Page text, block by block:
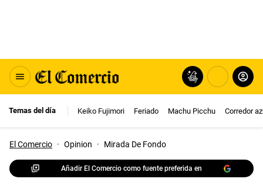
Temas del día Keiko Fujimori Feriado Machu Picchu Corredor
El Comercio · Opinion · Mirada De Fondo
Añadir El Comercio como fuente preferida en